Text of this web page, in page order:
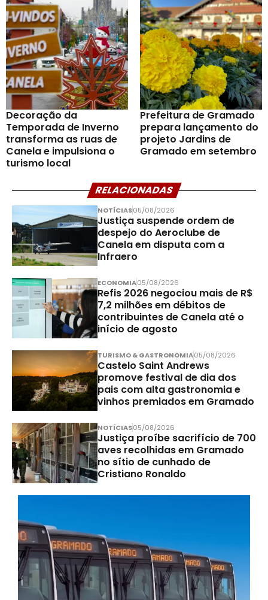
Decoração da
Temporada de Inverno
transforma as ruas de
Canela e impulsiona o
turismo local
Prefeitura de Gramado
prepara lançamento do
projeto Jardins de
Gramado em setembro
RELACIONADAS
NOTÍCIAS05/08/2026
Justiça suspende ordem de
despejo do Aeroclube de
Canela em disputa com a
Infraero
ECONOMIA05/08/2026
Refis 2026 negociou mais de R$
7,2 milhões em débitos de
contribuintes de Canela até o
início de agosto
TURISMO & GASTRONOMIA05/08/2026
Castelo Saint Andrews
promove festival de dia dos
pais com alta gastronomia e
vinhos premiados em Gramado
NOTÍCIAS05/08/2026
Justiça proíbe sacrifício de 700
aves recolhidas em Gramado
no sítio de cunhado de
Cristiano Ronaldo